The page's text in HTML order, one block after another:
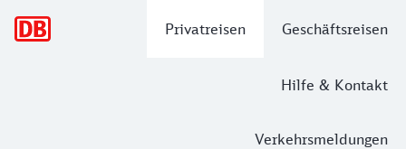
Privatreisen Geschäftsreisen
Hilfe & Kontakt
Verkehrsmeldungen